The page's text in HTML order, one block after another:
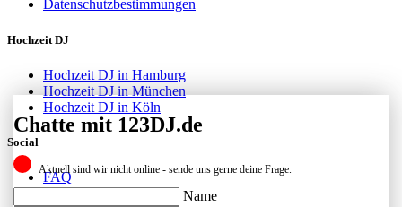
Datenschutzbestimmungen
Hochzeit DJ
Hochzeit DJ in Hamburg
Hochzeit DJ in München
Hochzeit DJ in Köln
Social
FAQ
Facebook
Chatte mit 123DJ.de
Aktuell sind wir nicht online - sende uns gerne deine Frage.
Name